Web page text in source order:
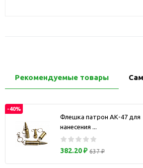
Рекомендуемые товары
-40%
Флешка патрон АК-47 для
нанесения ...
382.20 ₽ 637 ₽